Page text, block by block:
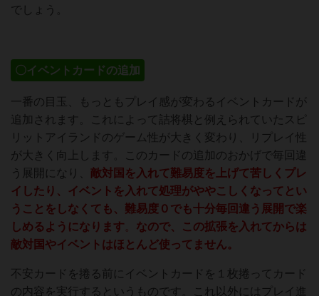
でしょう。
〇イベントカードの追加
一番の目玉、もっともプレイ感が変わるイベントカードが
追加されます。これによって詰将棋と例えられていたスピ
リットアイランドのゲーム性が大きく変わり、リプレイ性
が大きく向上します。このカードの追加のおかげで毎回違
う展開になり、 敵対国を入れて難易度を上げて苦しくプレ
イしたり、イベントを入れて処理がややこしくなってとい
うことをしなくても、難易度０でも十分毎回違う展開で楽
しめるようになります
なので、この拡張を入れてからは
敵対国やイベントはほとんど使ってません。
不安カードを捲る前にイベントカードを１枚捲ってカード
の内容を実行するというものです。これ以外にはプレイ進